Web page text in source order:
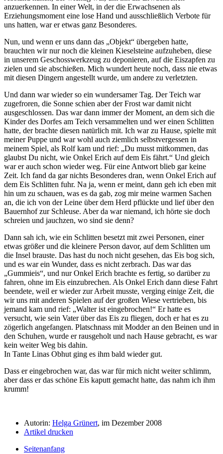
anzuerkennen. In einer Welt, in der die Erwachsenen als
Erziehungsmoment eine lose Hand und ausschließlich Verbote für
uns hatten, war er etwas ganz Besonderes.
Nun, und wenn er uns dann das
Objekt
übergeben hatte,
brauchten wir nur noch die kleinen Kieselsteine aufzuheben, diese
in unserem Geschosswerkzeug zu deponieren, auf die Eiszapfen zu
zielen und sie abschießen. Mich wundert heute noch, dass nie etwas
mit diesen Dingern angestellt wurde, um andere zu verletzten.
Und dann war wieder so ein wundersamer Tag. Der Teich war
zugefroren, die Sonne schien aber der Frost war damit nicht
ausgeschlossen. Das war dann immer der Moment, an dem sich die
Kinder des Dorfes am Teich versammelten und wer einen Schlitten
hatte, der brachte diesen natürlich mit. Ich war zu Hause, spielte mit
meiner Puppe und war wohl auch ziemlich selbstvergessen in
meinem Spiel, als Rolf kam und rief:
Du musst mitkommen, das
glaubst Du nicht, wie Onkel Erich auf dem Eis fährt.
Und gleich
war er auch schon wieder weg. Für eine Antwort blieb gar keine
Zeit. Ich fand da gar nichts Besonderes dran, wenn Onkel Erich auf
dem Eis Schlitten fuhr. Na ja, wenn er meint, dann geh ich eben mit
hin um zu schauen, was es da gab, zog mir meine warmen Sachen
an, die ich von der Leine über dem Herd pflückte und lief über den
Bauernhof zur Schleuse. Aber da war niemand, ich hörte sie doch
schreien und jauchzen, wo sind sie denn?
Dann sah ich, wie ein Schlitten besetzt mit zwei Personen, einer
etwas größer und die kleinere Person davor, auf dem Schlitten um
die Insel brauste. Das hast du noch nicht gesehen, das Eis bog sich,
und es war ein Wunder, dass es nicht zerbrach. Das war das
Gummieis , und nur Onkel Erich brachte es fertig, so darüber zu
fahren, ohne im Eis einzubrechen. Als Onkel Erich dann diese Fahrt
beendete, weil er wieder zur Arbeit musste, verging einige Zeit, die
wir uns mit anderen Spielen auf der großen Wiese vertrieben, bis
jemand kam und rief:
Walter ist eingebrochen!
Er hatte es
versucht, wie sein Vater über das Eis zu fliegen, doch er hat es zu
zögerlich angefangen. Platschnass mit Modder an den Beinen und in
den Schuhen, wurde er rausgeholt und nach Hause gebracht, es war
kein weiter Weg bis dahin.
In Tante Linas Obhut ging es ihm bald wieder gut.
Dass er eingebrochen war, das war für mich nicht weiter schlimm,
aber dass er das schöne Eis kaputt gemacht hatte, das nahm ich ihm
krumm!
Autorin: Helga Grünert, im Dezember 2008
Artikel drucken
Seitenanfang